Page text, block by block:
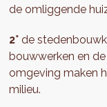
de omliggende
2°de
bouwwerken en
omgeving maken
milieu.